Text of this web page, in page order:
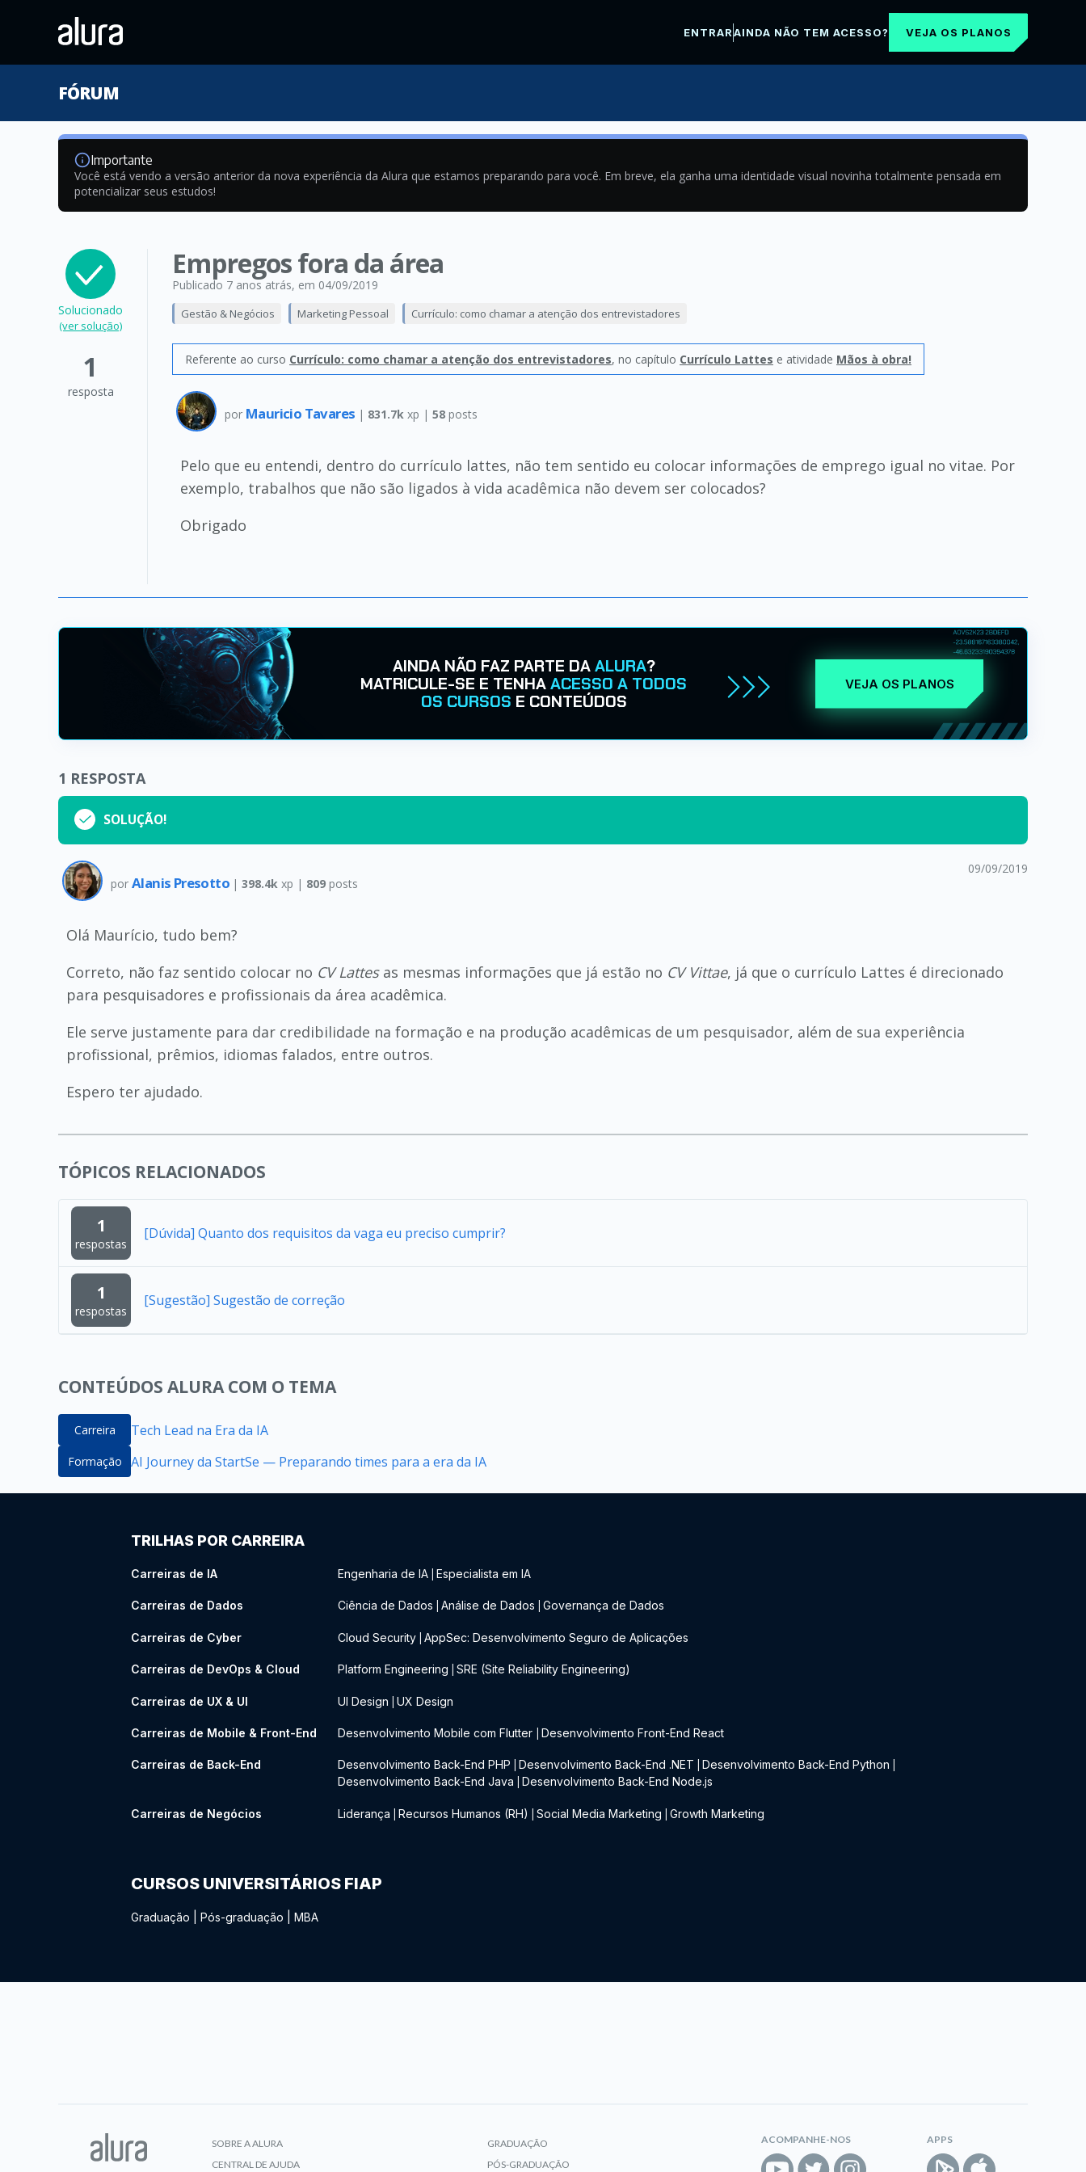
ENTRARAINDA NÃO TEM ACESSO? VEJA OS PLANOS
FÓRUM
Importante
Você está vendo a versão anterior da nova experiência da Alura que estamos preparando para você. Em breve, ela ganha uma identidade visual novinha totalmente pensada em
potencializar seus estudos!
Solucionado
(ver solução)
1
resposta
Empregos fora da área
Publicado 7 anos atrás, em 04/09/2019
Gestão & Negócios Marketing Pessoal Currículo: como chamar a atenção dos entrevistadores
Referente ao curso Currículo: como chamar a atenção dos entrevistadores, no capítulo Currículo Lattes e atividade Mãos à obra!
por Mauricio Tavares | 831.7k xp | 58posts
Pelo que eu entendi, dentro do currículo lattes, não tem sentido eu colocar informações de emprego igual no vitae. Por
exemplo, trabalhos que não são ligados à vida acadêmica não devem ser colocados?
Obrigado
AINDA NÃO FAZ PARTE DAALURA?
MATRICULE-SE E TENHAACESSO A TODOS
OS CURSOS E CONTEÚDOS
VEJA OS PLANOS
1 RESPOSTA
SOLUÇÃO!
por Alanis Presotto |398.4k xp | 809 posts
09/09/2019
Olá Maurício, tudo bem?
Correto, não faz sentido colocar no CV Lattesas mesmas informações que já estão no CV Vittae, já que o currículo Lattes é direcionado
para pesquisadores e profissionais da área acadêmica.
Ele serve justamente para dar credibilidade na formação e na produção acadêmicas de um pesquisador, além de sua experiência
profissional, prêmios, idiomas falados, entre outros.
Espero ter ajudado.
TÓPICOS RELACIONADOS
1
respostas
[Dúvida] Quanto dos requisitos da vaga eu preciso cumprir?
1
respostas
[Sugestão] Sugestão de correção
CONTEÚDOS ALURA COM O TEMA
Carreira Tech Lead na Era da IA
Formação AI Journey da StartSe — Preparando times para a era da IA
TRILHAS POR CARREIRA
Carreiras de IA Engenharia de IA Especialista em IA
Carreiras de Dados Ciência de Dados Análise de Dados Governança de Dados
Carreiras de Cyber Cloud Security AppSec: Desenvolvimento Seguro de Aplicações
Carreiras de DevOps & Cloud Platform Engineering SRE (Site Reliability Engineering)
Carreiras de UX & UI UI Design UX Design
Carreiras de Mobile & Front-End Desenvolvimento Mobile com Flutter Desenvolvimento Front-End React
Carreiras de Back-End Desenvolvimento Back-End PHP Desenvolvimento Back-End .NET Desenvolvimento Back-End Python
Desenvolvimento Back-End Java Desenvolvimento Back-End Node.js
Carreiras de Negócios Liderança Recursos Humanos (RH) Social Media Marketing Growth Marketing
CURSOS UNIVERSITÁRIOS FIAP
Graduação Pós-graduação MBA
SOBRE A ALURA
CENTRAL DE AJUDA
GRADUAÇÃO
PÓS-GRADUAÇÃO
ACOMPANHE-NOS APPS